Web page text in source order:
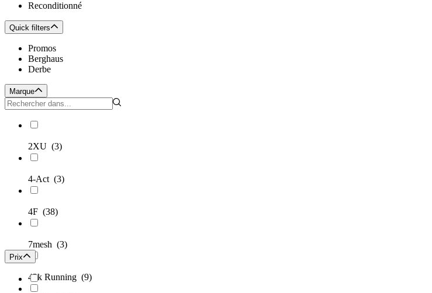
Reconditionné
Quick filters
Promos
Berghaus
Derbe
Marque
2XU (3)
4-Act (3)
4F (38)
7mesh (3)
42k Running (9)
Prix